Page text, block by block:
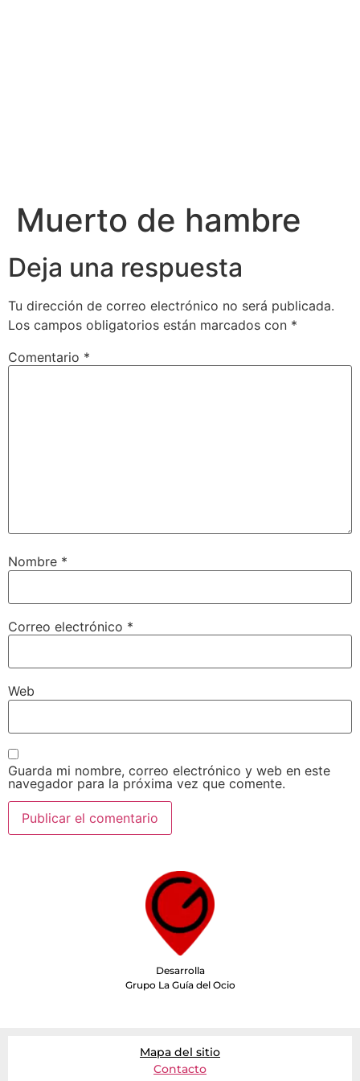
Muerto de hambre
Deja una respuesta
Tu dirección de correo electrónico no será publicada.
Los campos obligatorios están marcados con *
Comentario *
Nombre *
Correo electrónico *
Web
Guarda mi nombre, correo electrónico y web en este
navegador para la próxima vez que comente.
Desarrolla
Grupo La Guía del Ocio
Mapa del sitio
Contacto